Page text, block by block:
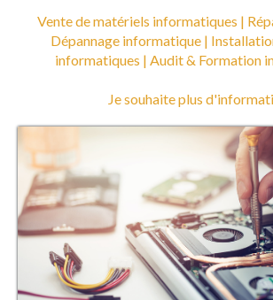
Vente de matériels informatiques |
Dépannage informatique |
informatiques | Audit & Formation
Je souhaite plus